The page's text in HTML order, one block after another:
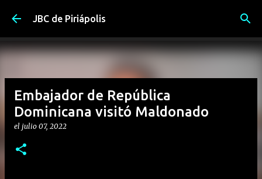
Ir al contenido principal
JBC de Piriápolis
Embajador de República
Dominicana visitó Maldonado
el julio 07, 2022